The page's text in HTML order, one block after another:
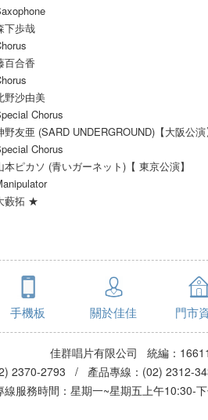
下歩哉
百合香
野沙由美
Chorus
野友亜 (SARD UNDERGROUND)【大阪公
Chorus
本ピカソ (青いガーネット)【 東京公演】
藪拓 ★
手機板 關於佳佳 門市
佳群唱片有限公司 統編：
2370-2793 / 產品專線：(02)
線服務時間：星期一~星期五上午10:30-